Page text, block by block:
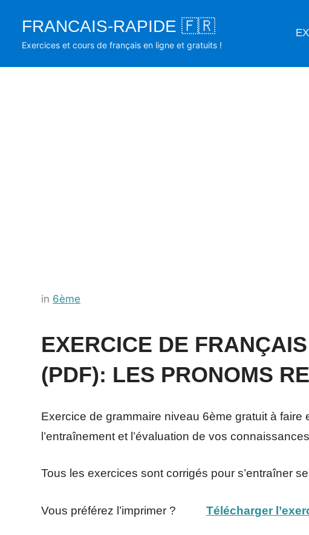
content
FRANCAIS-RAPIDE 🇫🇷
Exercices et cours de français en ligne et gratuits !
Posted
juillet
2022
by
in 6ème
EXERCICE DE
(PDF): LES PRONOMS
Exercice de grammaire niveau 6ème gratuit à faire
l’entraînement et l’évaluation de vos
Tous les exercices sont corrigés pour s’entraîner
Vous préférez l’imprimer ? Télécharger